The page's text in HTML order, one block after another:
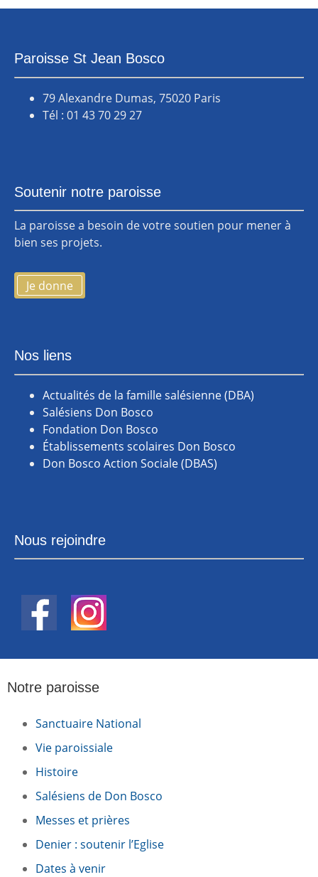
Paroisse St Jean Bosco
79 Alexandre Dumas, 75020 Paris
Tél : 01 43 70 29 27
Soutenir notre paroisse
La paroisse a besoin de votre soutien pour mener à
bien ses projets.
Je donne
Nos liens
Actualités de la famille salésienne (DBA)
Salésiens Don Bosco
Fondation Don Bosco
Établissements scolaires Don Bosco
Don Bosco Action Sociale (DBAS)
Nous rejoindre
Notre paroisse
Sanctuaire National
Vie paroissiale
Histoire
Salésiens de Don Bosco
Messes et prières
Denier : soutenir l’Eglise
Dates à venir